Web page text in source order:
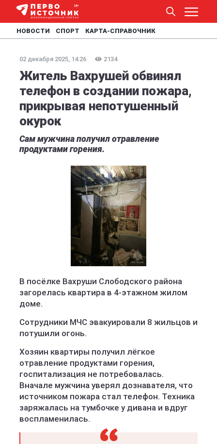
НОВОСТИ СПОРТ КАРТА-СПРАВОЧНИК
02 декабря 2025, 14:26 2134
Житель Вахрушей обвинял
телефон в создании пожара,
прикрывая непотушенный
окурок
Сам мужчина получил отравление
продуктами горения.
В посёлке Вахруши Слободского района
загорелась квартира в 4-этажном жилом
доме.
Сотрудники МЧС эвакуировали 8 жильцов и
потушили огонь.
Хозяин квартиры получил лёгкое
отравление продуктами горения,
госпитализация не потребовалась.
Вначале мужчина уверял дознавателя, что
источником пожара стал телефон. Техника
заряжалась на тумбочке у дивана и вдруг
воспламенилась.